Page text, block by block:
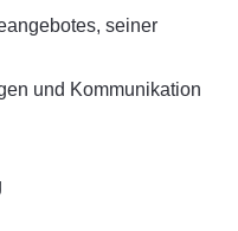
seiner
und Kommunikation